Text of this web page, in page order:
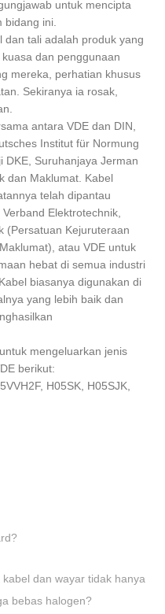
untuk mencipta
ini.
dan tali adalah produk yang
dan penggunaan
mereka, perhatian khusus
Sekiranya ia rosak,
antara VDE dan DIN,
Institut für Normung
DKE, Suruhanjaya Jerman
dan Maklumat. Kabel
telah dipantau
Elektrotechnik,
(Persatuan Kejuruteraan
atau VDE untuk
hebat di semua industri
biasanya digunakan di
yang lebih baik dan
mengeluarkan jenis
berikut:
H05SK, H05SJK,
dan wayar tidak hanya
bebas halogen?